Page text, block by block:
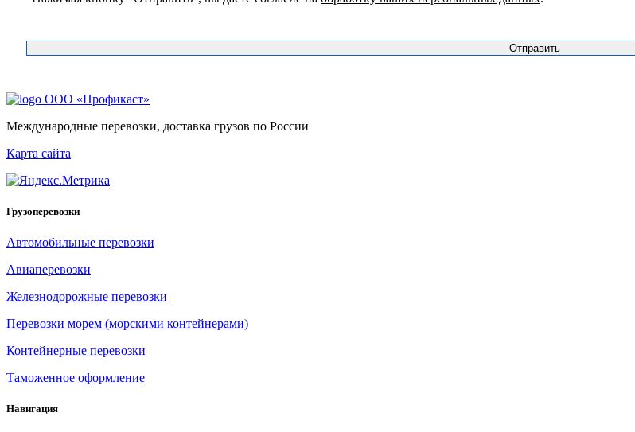
ООО «Профикаст»
Международные перевозки, доставка грузов по России
Карта сайта
Грузоперевозки
Автомобильные перевозки
Авиаперевозки
Железнодорожные перевозки
Перевозки морем (морскими контейнерами)
Контейнерные перевозки
Таможенное оформление
Навигация